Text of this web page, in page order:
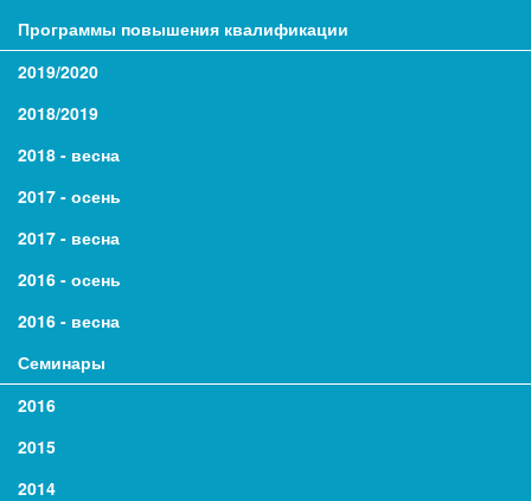
Программы повышения квалификации
2019/2020
2018/2019
2018 - весна
2017 - осень
2017 - весна
2016 - осень
2016 - весна
Семинары
2016
2015
2014